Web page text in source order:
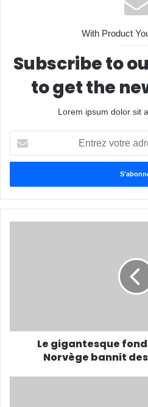
With Product
Subscribe to
to get the
Lorem ipsum dolor sit
t
e
z
Le gigantesque
Norvège bannit